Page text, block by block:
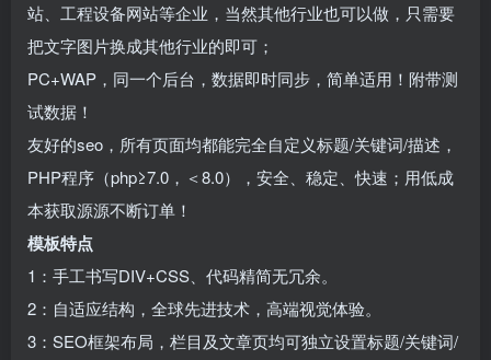
站、工程设备网站等企业，当然其他行业也可以做，只需要
把文字图片换成其他行业的即可；
PC+WAP，同一个后台，数据即时同步，简单适用！附带测
试数据！
友好的seo，所有页面均都能完全自定义标题/关键词/描述，
PHP程序（php≥7.0，＜8.0），安全、稳定、快速；用低成
本获取源源不断订单！
模板特点
1：手工书写DIV+CSS、代码精简无冗余。
2：自适应结构，全球先进技术，高端视觉体验。
3：SEO框架布局，栏目及文章页均可独立设置标题/关键词/